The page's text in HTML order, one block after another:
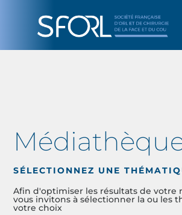
SÉLECTIONNEZ UNE
Afin d'optimiser les résultats de votre
vous invitons à sélectionner la ou les
votre choix